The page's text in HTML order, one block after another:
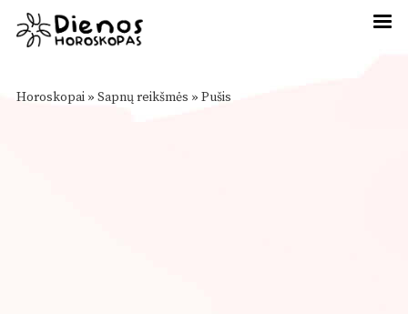
Horoskopai » Sapnų reikšmės » Pušis